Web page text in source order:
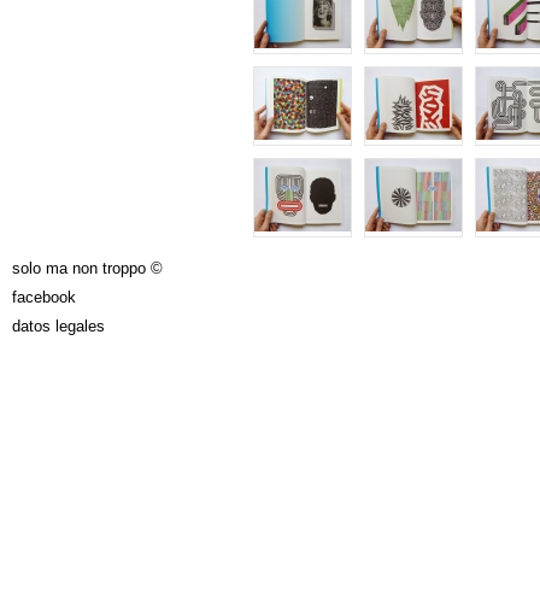
solo ma non troppo ©
facebook
datos legales